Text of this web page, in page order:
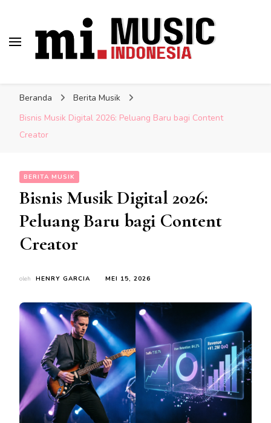
Update Musik Indonesia
Lengkap
Beranda
Berita Musik
Bisnis Musik Digital 2026: Peluang Baru bagi Content
Creator
BERITA MUSIK
Bisnis Musik Digital 2026:
Peluang Baru bagi Content
Creator
oleh HENRY GARCIA MEI 15, 2026